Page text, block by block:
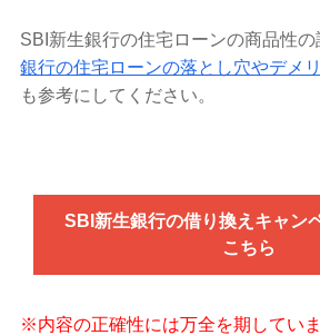
SBI新生銀行の住宅ローンの商品性の
銀行の住宅ローンの落とし穴やデメ
も参考にしてください。
SBI新生銀行の借り換えキャン
こちら
※内容の正確性には万全を期してい